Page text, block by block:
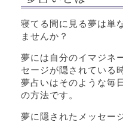
寝てる間に見る夢は単
ませんか？
夢には自分のイマジネ
セージが隠されている
夢占いはそのような毎
の方法です。
夢に隠されたメッセー